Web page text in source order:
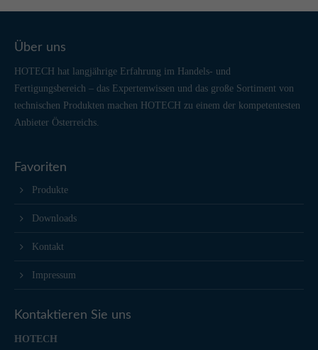
Über uns
HOTECH hat langjährige Erfahrung im Handels- und
Fertigungsbereich – das Expertenwissen und das große Sortiment von
technischen Produkten machen HOTECH zu einem der kompetentesten
Anbieter Österreichs.
Favoriten
Produkte
Downloads
Kontakt
Impressum
Kontaktieren Sie uns
HOTECH